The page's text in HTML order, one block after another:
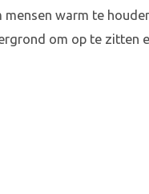
warm te
om op te zitten